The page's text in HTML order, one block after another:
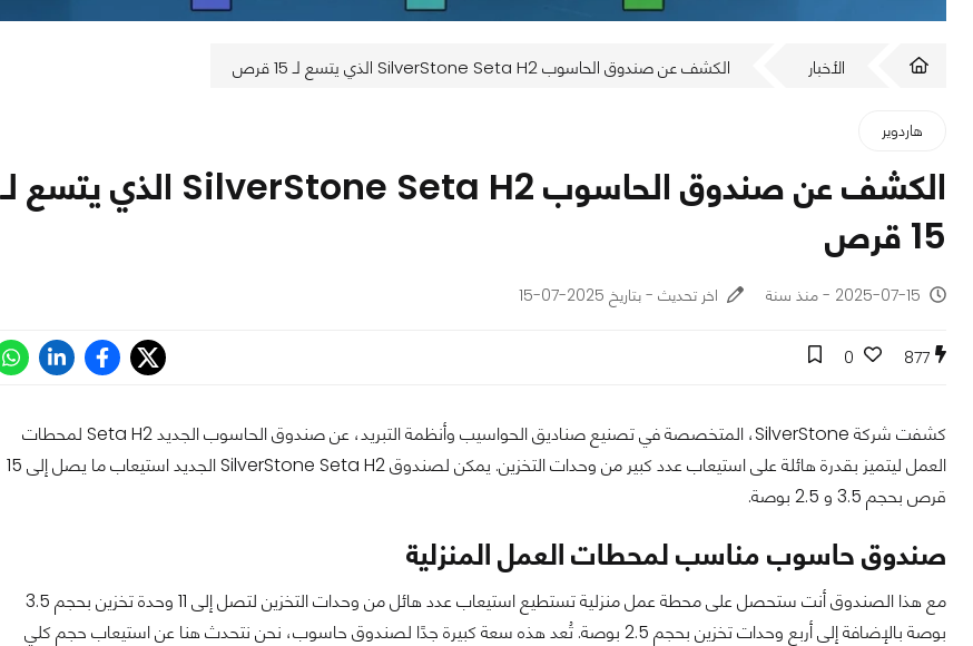
الأخبار الكشف عن صندوق الحاسوب SilverStone Seta H2 الذي يتسع لـ 15 قرص
هاردوير
الكشف عن صندوق الحاسوب SilverStone Seta H2 الذي يتسع لـ
15 قرص
2025-07-15 - منذ سنة اخر تحديث - بتاريخ 2025-07-15
877
0
كشفت شركة SilverStone، المتخصصة في تصنيع صناديق الحواسيب وأنظمة التبريد، عن صندوق الحاسوب الجديد Seta H2 لمحطات
العمل ليتميز بقدرة هائلة على استيعاب عدد كبير من وحدات التخزين. يمكن لصندوق SilverStone Seta H2 الجديد استيعاب ما يصل إلى 15
قرص بحجم 3.5 و 2.5 بوصة.
صندوق حاسوب مناسب لمحطات العمل المنزلية
مع هذا الصندوق أنت ستحصل على محطة عمل منزلية تستطيع استيعاب عدد هائل من وحدات التخزين لتصل إلى 11 وحدة تخزين بحجم 3.5
بوصة بالإضافة إلى أربع وحدات تخزين بحجم 2.5 بوصة. تُعد هذه سعة كبيرة جدًا لصندوق حاسوب، نحن نتحدث هنا عن استيعاب حجم كلي